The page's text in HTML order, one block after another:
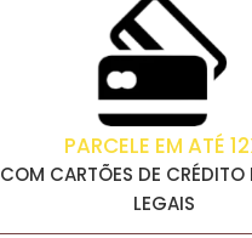
PARCELE EM ATÉ
COM CARTÕES DE CRÉDITO
LEGAIS